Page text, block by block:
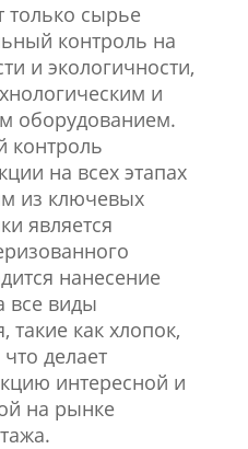
только сырье
контроль на
и экологичности,
и
оборудованием.
контроль
на всех этапах
из ключевых
является
нанесение
все виды
такие как хлопок,
делает
интересной и
на рынке